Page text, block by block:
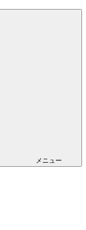
メニュー